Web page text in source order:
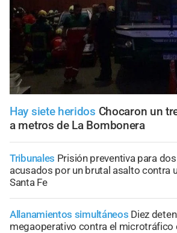
Hay siete heridos Chocaron un
a metros de La Bombonera
Tribunales Prisión preventiva para
acusados por un brutal asalto contra
Santa Fe
Allanamientos simultáneos Diez
megaoperativo contra el microtráfico